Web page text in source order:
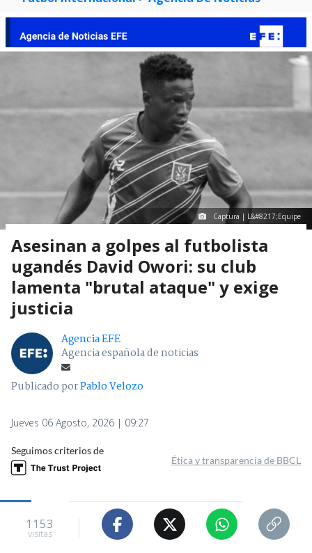
Captura | L&#8217;Equipe
Asesinan a golpes al futbolista
ugandés David Owori: su club
lamenta "brutal ataque" y exige
justicia
Agencia EFE
Agencia española de noticias
Publicado porPablo Velozo
Jueves 06 Agosto, 2026 | 09:27
Seguimos criterios de
Ética y transparencia de BBCL
1153
visitas